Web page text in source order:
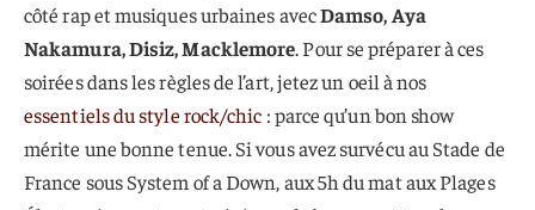
côté rap et musiques urbaines avecDamso, Aya
Nakamura, Disiz, Macklemore. Pour se préparer à ces
soirées dans les règles de l’art, jetez un oeil à nos
essentiels du style rock/chic : parce qu’un bon show
mérite une bonne tenue. Si vous avez survécu au Stade de
France sous System of a Down, aux 5h du mat aux Plages